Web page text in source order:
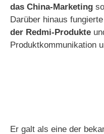
das China-Marketing
Darüber hinaus
der Redmi-Produkte
Produktkommunikation
Er galt als eine der